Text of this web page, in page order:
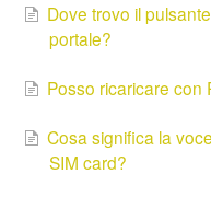
Dove trovo il
portale?
Posso ricaricare con
Cosa significa la
SIM card?